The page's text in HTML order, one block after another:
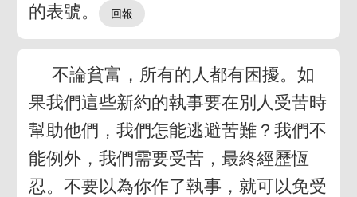
的表號。
不論貧富，所有的人都有困擾。如
果我們這些新約的執事要在別人受苦時
幫助他們，我們怎能逃避苦難？我們不
能例外，我們需要受苦，最終經歷恆
忍。不要以為你作了執事，就可以免受